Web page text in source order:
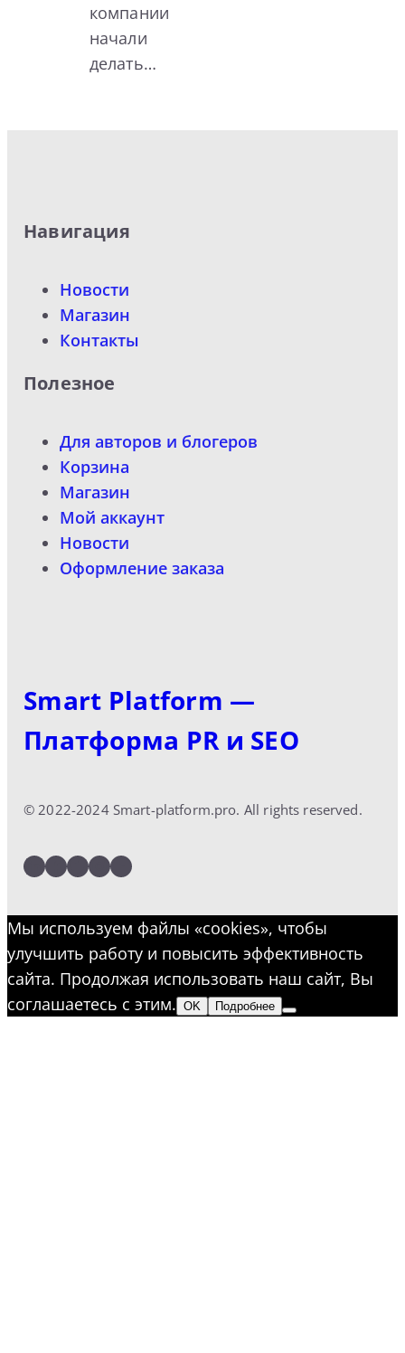
компании
начали
делать…
Навигация
Новости
Магазин
Контакты
Полезное
Для авторов и блогеров
Корзина
Магазин
Мой аккаунт
Новости
Оформление заказа
Smart Platform —
Платформа PR и SEO
© 2022-2024 Smart-platform.pro. All rights reserved.
LinkedIn
Facebook
Twitter
Instagram
YouTube
Мы используем файлы «cookies», чтобы
улучшить работу и повысить эффективность
сайта. Продолжая использовать наш сайт, Вы
соглашаетесь с этим. OK Подробнее